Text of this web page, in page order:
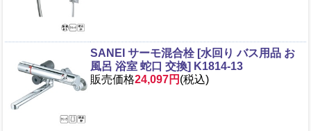
SANEI サーモ混合栓 [水回り バス用品 お
風呂 浴室 蛇口 交換] K1814-13
販売価格24,097円 (税込)